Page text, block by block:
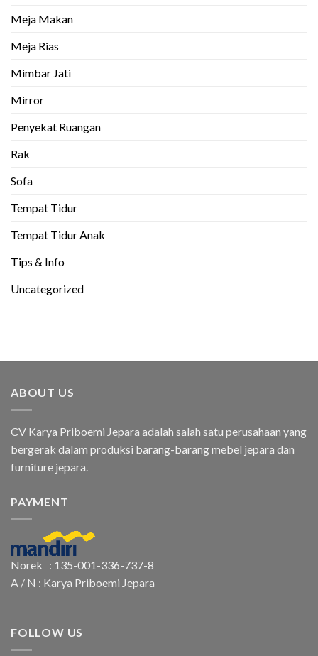
Meja Makan
Meja Rias
Mimbar Jati
Mirror
Penyekat Ruangan
Rak
Sofa
Tempat Tidur
Tempat Tidur Anak
Tips & Info
Uncategorized
ABOUT US
CV Karya Priboemi Jepara adalah salah satu perusahaan yang
bergerak dalam produksi barang-barang mebel jepara dan
furniture jepara.
PAYMENT
Norek : 135-001-336-737-8
A / N : Karya Priboemi Jepara
FOLLOW US